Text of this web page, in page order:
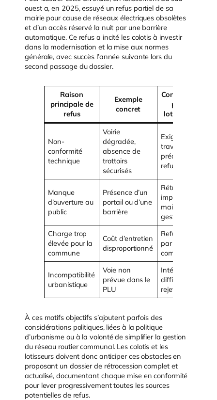
ouest a, en 2025, essuyé un refus partiel de sa
mairie pour cause de réseaux électriques obsolètes
et d’un accès réservé la nuit par une barrière
automatique. Ce refus a incité les colotis à investir
dans la modernisation et la mise aux normes
générale, avec succès l’année suivante lors du
second passage du dossier.
Raison
principale de
refus
Exemple
concret
Conséquence
pour le
lotissement
Non-
conformité
technique
Voirie
dégradée,
absence de
trottoirs
sécurisés
Exigence de
travaux
préalables ou
refus
Manque
d’ouverture au
public
Présence d’un
portail ou d’une
barrière
Rétrocession
impossible,
maintien en
gestion ASL
Charge trop
élevée pour la
commune
Coût d’entretien
disproportionné
Refus motivé
par l’intérêt
communal
Incompatibilité
urbanistique
Voie non
prévue dans le
PLU
Intégration
difficile voire
rejetée
À ces motifs objectifs s’ajoutent parfois des
considérations politiques, liées à la politique
d’urbanisme ou à la volonté de simplifier la gestion
du réseau routier communal. Les colotis et les
lotisseurs doivent donc anticiper ces obstacles en
proposant un dossier de rétrocession complet et
actualisé, documentant chaque mise en conformité
pour lever progressivement toutes les sources
potentielles de refus.